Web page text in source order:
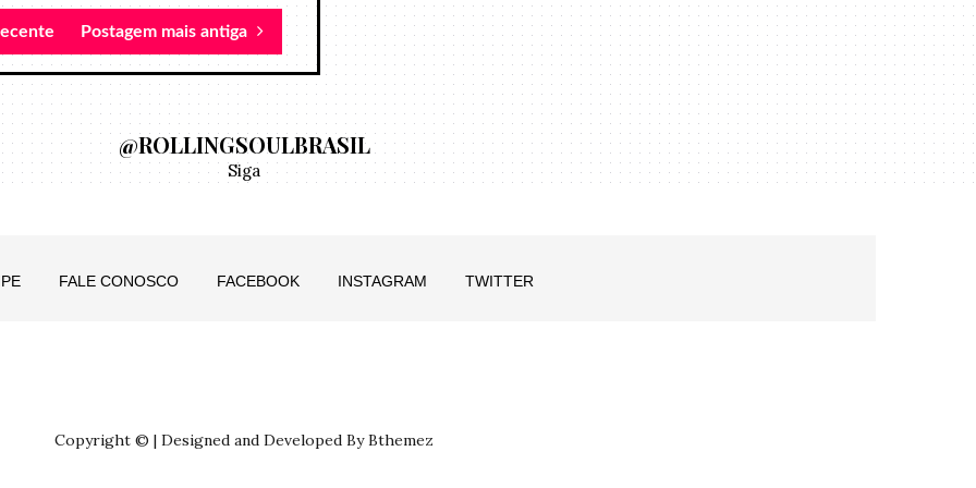
Postagem mais antiga
@ROLLINGSOULBRASIL
Siga
FALE CONOSCO FACEBOOK INSTAGRAM TWITTER
Copyright © | Designed and Developed By Bthemez